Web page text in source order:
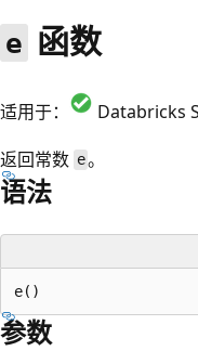
e 函数
适用于： Databricks
返回常数 e。
语法
参数